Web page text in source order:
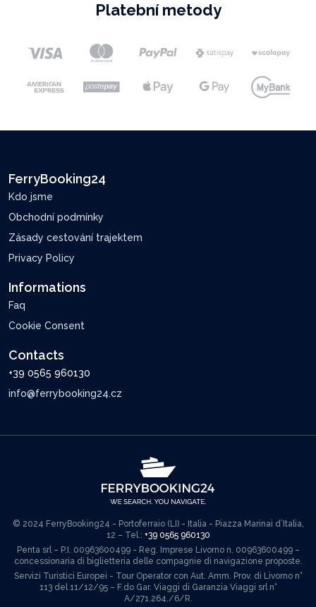
Platební metody
FerryBooking24
Kdo jsme
Obchodní podmínky
Zásady cestování trajektem
Privacy Policy
Informations
Faq
Cookie Consent
Contacts
+39 0565 960130
info@ferrybooking24.cz
© 2024 FerryBooking24 - Portoferraio (LI) - Italia - Piazza Marinai d’Italia,
12 – Tel.: +39 0565 960130
Penta srl – P.I. 00963600499 - Reg. Imprese Livorno n. 00963600499 –
concessionaria di biglietteria delle compagnie di navigazione proposte.
Servizi Turistici Europei - Tour Operator con Aut. Amm. Prov. di Livorno n°
113 del 11/12/95 – F.do Gar. Viaggi di Garanzia Viaggi srl n°
A/271.264./6/R.